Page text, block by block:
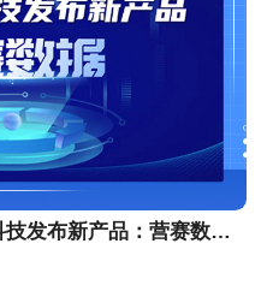
【大数据新秀】东信营销科技发布新产品：营赛数据，颠覆传统营销分析，小白秒变专家！